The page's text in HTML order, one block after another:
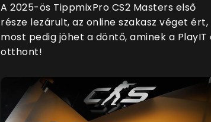
A 2025-ös TippmixPro CS2 Masters első
része lezárult, az online szakasz véget ért,
most pedig jöhet a döntő, aminek a PlayIT
otthont!